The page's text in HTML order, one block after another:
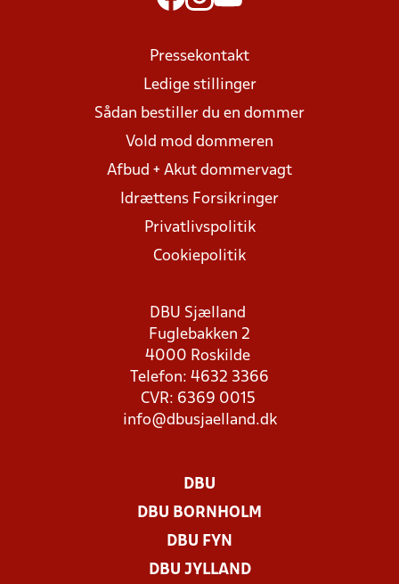
Pressekontakt
Ledige stillinger
Sådan bestiller du en dommer
Vold mod dommeren
Afbud + Akut dommervagt
Idrættens Forsikringer
Privatlivspolitik
Cookiepolitik
DBU Sjælland
Fuglebakken 2
4000 Roskilde
Telefon: 4632 3366
CVR: 6369 0015
info@dbusjaelland.dk
DBU
DBU BORNHOLM
DBU FYN
DBU JYLLAND